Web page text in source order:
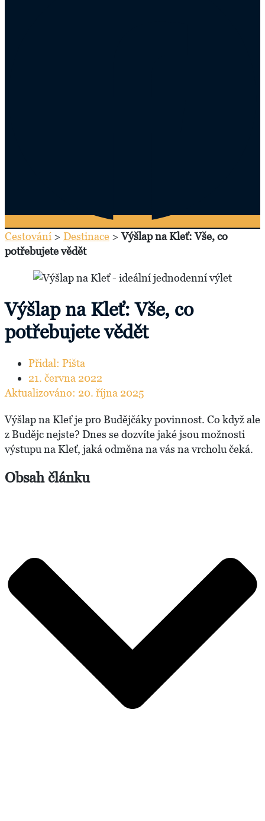
Cestování > Destinace >Výšlap na Kleť: Vše, co
potřebujete vědět
Výšlap na Kleť: Vše, co
potřebujete vědět
Přidal: Pišta
21. června 2022
Aktualizováno: 20. října 2025
Výšlap na Kleť je pro Budějčáky povinnost. Co když ale
z Budějc nejste? Dnes se dozvíte jaké jsou možnosti
výstupu na Kleť, jaká odměna na vás na vrcholu čeká.
Obsah článku